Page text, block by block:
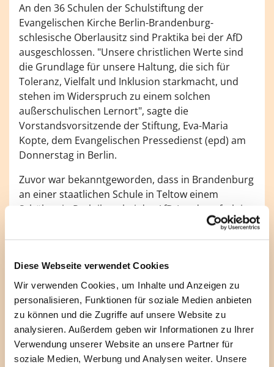
Diese Webseite verwendet Cookies
Wir verwenden Cookies, um Inhalte und Anzeigen zu
personalisieren, Funktionen für soziale Medien anbieten
zu können und die Zugriffe auf unsere Website zu
analysieren. Außerdem geben wir Informationen zu Ihrer
Verwendung unserer Website an unsere Partner für
soziale Medien, Werbung und Analysen weiter. Unsere
An den 36 Schulen der Schulstiftung der
Evangelischen Kirche Berlin-Brandenburg-
schlesische Oberlausitz sind Praktika bei der AfD
ausgeschlossen. "Unsere christlichen Werte sind
die Grundlage für unsere Haltung, die sich für
Toleranz, Vielfalt und Inklusion starkmacht, und
stehen im Widerspruch zu einem solchen
außerschulischen Lernort", sagte die
Vorstandsvorsitzende der Stiftung, Eva-Maria
Kopte, dem Evangelischen Pressedienst (epd) am
Donnerstag in Berlin.
Zuvor war bekanntgeworden, dass in Brandenburg
an einer staatlichen Schule in Teltow einem
Schüler ein Praktikum bei der AfD-Landtagsfraktion
nicht genehmigt wurde. Medienberichten zufolge
wurden danach Hassbotschaften bis hin zu
Ein Sprecher der für Teltow zuständigen
Polizeidirektion West konnte auf epd-Anfrage am
Donnerstag zunächst keine Auskunft geben, ob in
dem Fall deshalb ermittelt wird.
Kopte sagte zu möglichen Wünschen nach
Schulpraktika bei der AfD, "sollte sich eine solche